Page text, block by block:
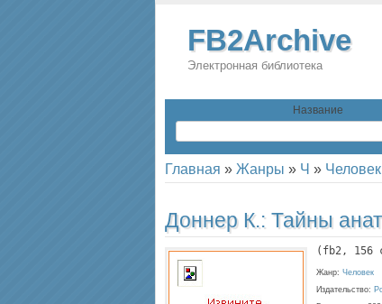
FB2Archive
Электронная библиотека
Название
Главная » Жанры » Ч » Человек
Доннер К.: Тайны
( fb2, 156
Жанр: Человек
Издательство: